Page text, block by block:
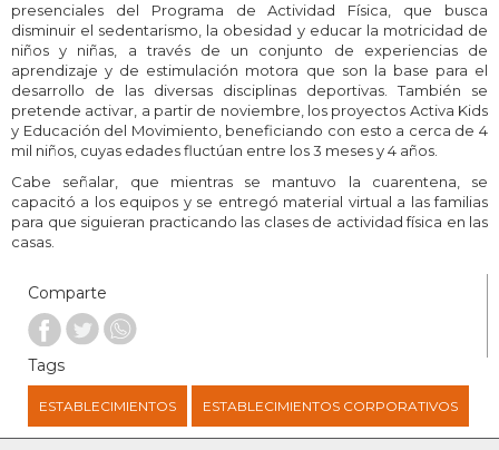
presenciales del Programa de Actividad Física, que busca
disminuir el sedentarismo, la obesidad y educar la motricidad de
niños y niñas, a través de un conjunto de experiencias de
aprendizaje y de estimulación motora que son la base para el
desarrollo de las diversas disciplinas deportivas. También se
pretende activar, a partir de noviembre, los proyectos Activa Kids
y Educación del Movimiento, beneficiando con esto a cerca de 4
mil niños, cuyas edades fluctúan entre los 3 meses y 4 años.
Cabe señalar, que mientras se mantuvo la cuarentena, se
capacitó a los equipos y se entregó material virtual a las familias
para que siguieran practicando las clases de actividad física en las
casas.
Comparte
Tags
ESTABLECIMIENTOS ESTABLECIMIENTOS CORPORATIVOS